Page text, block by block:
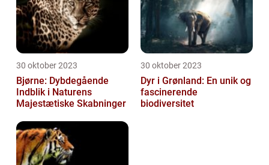
30 oktober 2023
Bjørne: Dybdegående
Indblik i Naturens
Majestætiske Skabninger
30 oktober 2023
Dyr i Grønland: En unik og
fascinerende
biodiversitet